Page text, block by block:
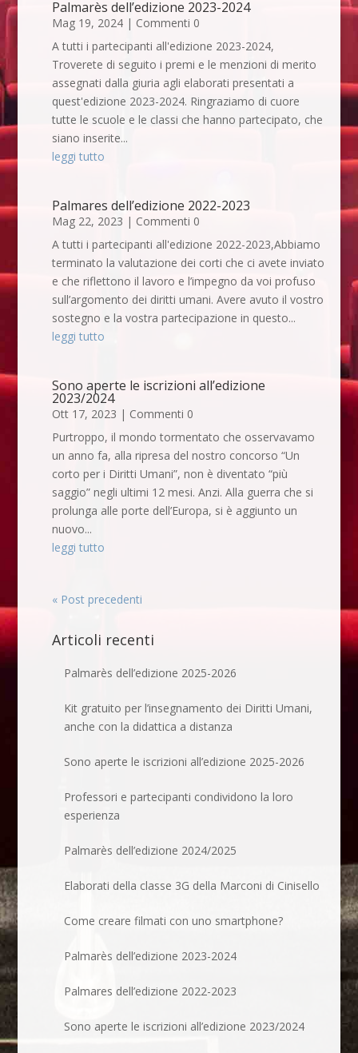
Palmarès dell’edizione 2023-2024
Mag 19, 2024 | Commenti 0
A tutti i partecipanti all'edizione 2023-2024,
Troverete di seguito i premi e le menzioni di merito
assegnati dalla giuria agli elaborati presentati a
quest'edizione 2023-2024. Ringraziamo di cuore
tutte le scuole e le classi che hanno partecipato, che
siano inserite...
leggi tutto
Palmares dell’edizione 2022-2023
Mag 22, 2023 | Commenti 0
A tutti i partecipanti all'edizione 2022-2023,Abbiamo
terminato la valutazione dei corti che ci avete inviato
e che riflettono il lavoro e l’impegno da voi profuso
sull’argomento dei diritti umani. Avere avuto il vostro
sostegno e la vostra partecipazione in questo...
leggi tutto
Sono aperte le iscrizioni all’edizione
2023/2024
Ott 17, 2023 | Commenti 0
Purtroppo, il mondo tormentato che osservavamo
un anno fa, alla ripresa del nostro concorso “Un
corto per i Diritti Umani”, non è diventato “più
saggio” negli ultimi 12 mesi. Anzi. Alla guerra che si
prolunga alle porte dell’Europa, si è aggiunto un
nuovo...
leggi tutto
« Post precedenti
Articoli recenti
Palmarès dell’edizione 2025-2026
Kit gratuito per l’insegnamento dei Diritti Umani,
anche con la didattica a distanza
Sono aperte le iscrizioni all’edizione 2025-2026
Professori e partecipanti condividono la loro
esperienza
Palmarès dell’edizione 2024/2025
Elaborati della classe 3G della Marconi di Cinisello
Come creare filmati con uno smartphone?
Palmarès dell’edizione 2023-2024
Palmares dell’edizione 2022-2023
Sono aperte le iscrizioni all’edizione 2023/2024